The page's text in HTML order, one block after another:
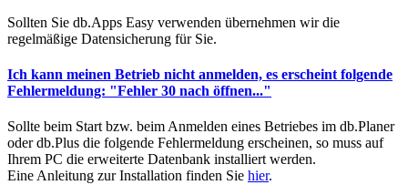
Sollten Sie db.Apps Easy verwenden übernehmen wir die
regelmäßige Datensicherung für Sie.
Ich kann meinen Betrieb nicht anmelden, es erscheint folgende
Fehlermeldung: "Fehler 30 nach öffnen..."
Sollte beim Start bzw. beim Anmelden eines Betriebes im db.Planer
oder db.Plus die folgende Fehlermeldung erscheinen, so muss auf
Ihrem PC die erweiterte Datenbank installiert werden.
Eine Anleitung zur Installation finden Sie hier.